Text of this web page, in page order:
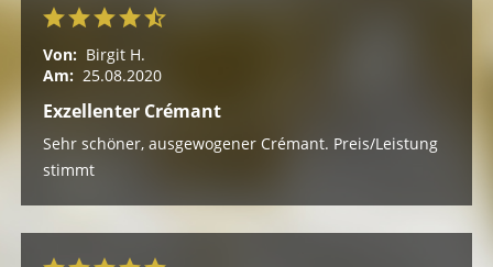
Von: Birgit H.
Am: 25.08.2020
Exzellenter Crémant
Sehr schöner, ausgewogener Crémant. Preis/Leistung
stimmt